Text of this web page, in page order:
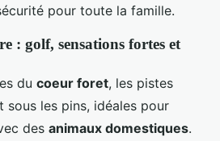
pour toute la famille.
: golf, sensations fortes et
du coeur foret, les pistes
sous les pins, idéales pour
des animaux domestiques.